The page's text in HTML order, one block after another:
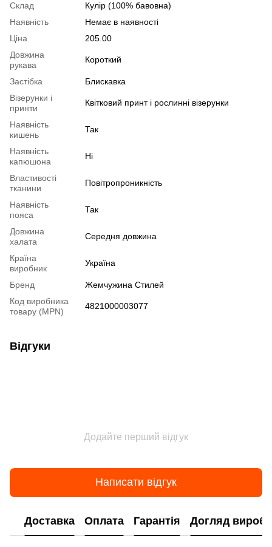
Склад
Кулір (100% бавовна)
Наявність
Немає в наявності
Ціна
205.00
Довжина
рукава
Короткий
Застібка
Блискавка
Візерунки і
принти
Квітковий принт і рослинні візерунки
Наявність
кишень
Так
Наявність
капюшона
Ні
Властивості
тканини
Повітропроникність
Наявність
пояса
Так
Довжина
халата
Середня довжина
Країна
виробник
Україна
Бренд
Жемчужина Стилей
Код виробника
товару (MPN)
4821000003077
Відгуки
Додайте перший відгук
Написати відгук
Доставка Оплата Гарантія Догляд